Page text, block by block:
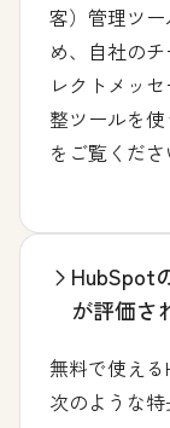
客）管理ツ
め、自社の
レクトメッ
整ツールを
をご覧くださ
HubSpot
が評価さ
無料で使え
次のような特